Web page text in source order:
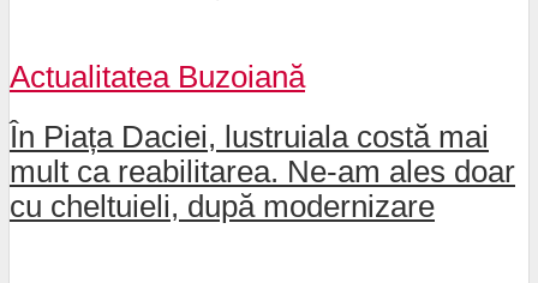
Actualitatea Buzoiană
În Piața Daciei, lustruiala costă mai
mult ca reabilitarea. Ne-am ales doar
cu cheltuieli, după modernizare